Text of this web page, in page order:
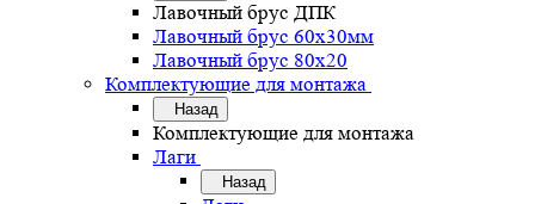
Лавочный брус ДПК
Лавочный брус 60х30мм
Лавочный брус 80х20
Комплектующие для монтажа
Назад
Комплектующие для монтажа
Лаги
Назад